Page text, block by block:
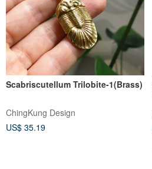
Scabriscutellum Trilobite-1(Brass)
ChingKung Design
US$ 35.19